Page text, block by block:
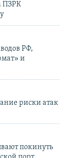
ПЗРК
РФ,
и
риски атак
покинуть